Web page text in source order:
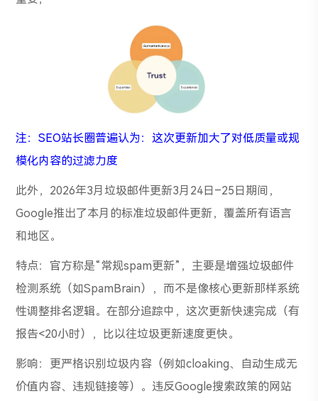
注：SEO站长圈普遍认为：这次更新加大了对低质量或规
模化内容的过滤力度
此外，2026年3月垃圾邮件更新3月24日–25日期间，
Google推出了本月的标准垃圾邮件更新，覆盖所有语言
和地区。
特点：官方称是“常规spam更新”，主要是增强垃圾邮件
检测系统（如SpamBrain），而不是像核心更新那样系统
性调整排名逻辑。在部分追踪中，这次更新快速完成（有
报告<20小时），比以往垃圾更新速度更快。
影响：更严格识别垃圾内容（例如cloaking、自动生成无
价值内容、违规链接等）。违反Google搜索政策的网站